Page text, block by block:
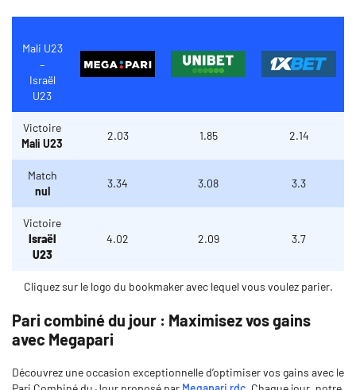
Mali U23
–
Israël
U23
Victoire
Mali U23
2.03 1.85 2.14
Match
nul
3.34 3.08 3.3
Victoire
Israël
U23
4.02 2.09 3.7
Cliquez sur le logo du bookmaker avec lequel vous voulez parier.
Pari combiné du jour : Maximisez vos gains
avec Megapari
Découvrez une occasion exceptionnelle d’optimiser vos gains avec le